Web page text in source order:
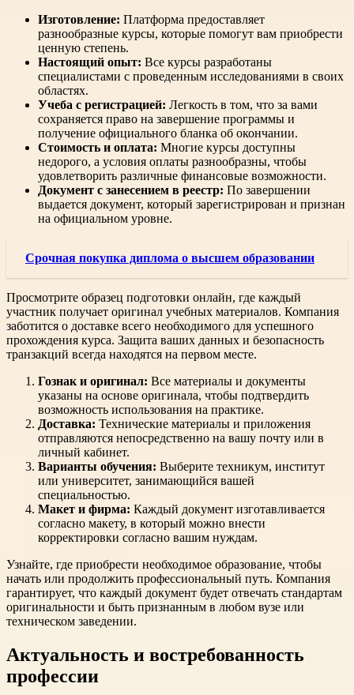
Изготовление: Платформа предоставляет
разнообразные курсы, которые помогут вам приобрести
ценную степень.
Настоящий опыт: Все курсы разработаны
специалистами с проведенным исследованиями в своих
областях.
Учеба с регистрацией: Легкость в том, что за вами
сохраняется право на завершение программы и
получение официального бланка об окончании.
Стоимость и оплата: Многие курсы доступны
недорого, а условия оплаты разнообразны, чтобы
удовлетворить различные финансовые возможности.
Документ с занесением в реестр: По завершении
выдается документ, который зарегистрирован и признан
на официальном уровне.
Срочная покупка диплома о высшем образовании
Просмотрите образец подготовки онлайн, где каждый
участник получает оригинал учебных материалов. Компания
заботится о доставке всего необходимого для успешного
прохождения курса. Защита ваших данных и безопасность
транзакций всегда находятся на первом месте.
Гознак и оригинал: Все материалы и документы
указаны на основе оригинала, чтобы подтвердить
возможность использования на практике.
Доставка: Технические материалы и приложения
отправляются непосредственно на вашу почту или в
личный кабинет.
Варианты обучения: Выберите техникум, институт
или университет, занимающийся вашей
специальностью.
Макет и фирма: Каждый документ изготавливается
согласно макету, в который можно внести
корректировки согласно вашим нуждам.
Узнайте, где приобрести необходимое образование, чтобы
начать или продолжить профессиональный путь. Компания
гарантирует, что каждый документ будет отвечать стандартам
оригинальности и быть признанным в любом вузе или
техническом заведении.
Актуальность и востребованность
профессии